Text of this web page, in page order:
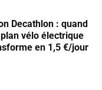
Decathlon : quand
vélo électrique
en 1,5 €/jour